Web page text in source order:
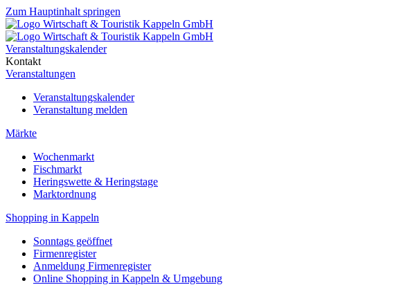
Zum Hauptinhalt springen
Veranstaltungskalender
Kontakt
Veranstaltungen
Veranstaltungskalender
Veranstaltung melden
Märkte
Wochenmarkt
Fischmarkt
Heringswette & Heringstage
Marktordnung
Shopping in Kappeln
Sonntags geöffnet
Firmenregister
Anmeldung Firmenregister
Online Shopping in Kappeln & Umgebung